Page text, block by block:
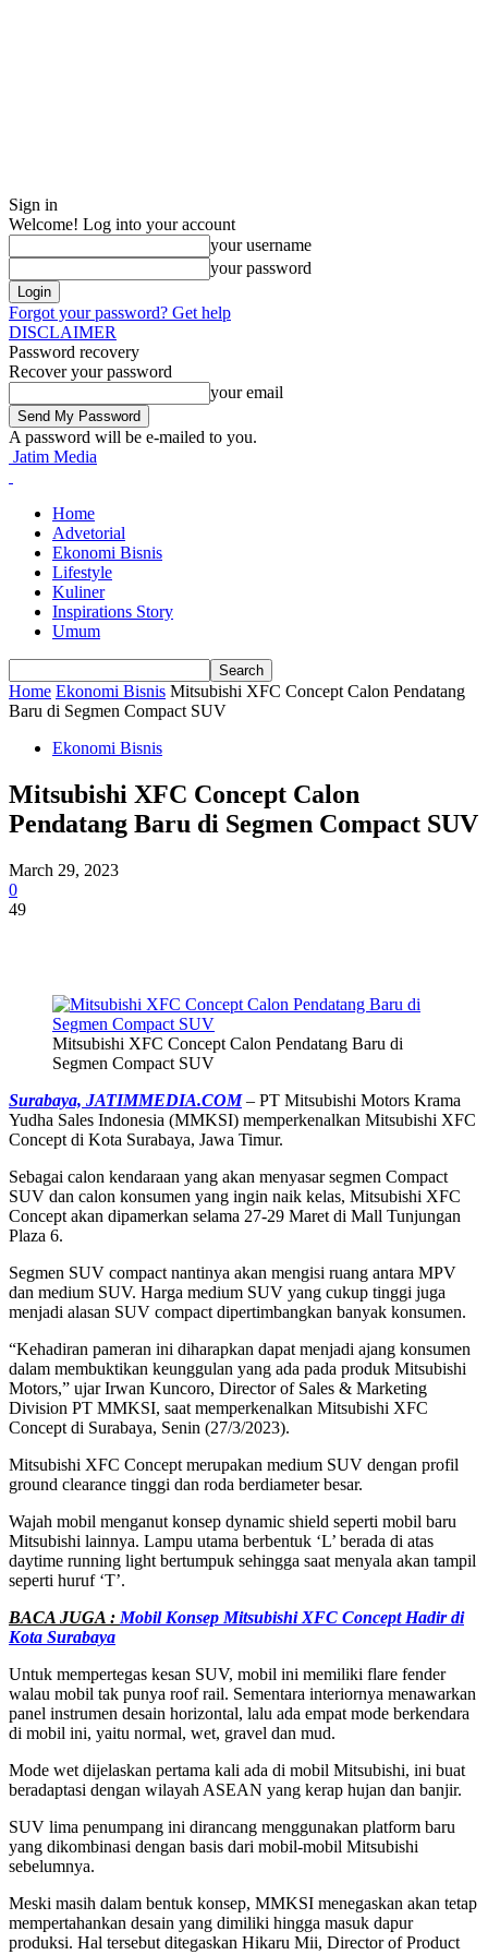
Sign in
Welcome! Log into your account
your username
your password
Forgot your password? Get help
DISCLAIMER
Password recovery
Recover your password
your email
A password will be e-mailed to you.
Jatim Media
Home
Advetorial
Ekonomi Bisnis
Lifestyle
Kuliner
Inspirations Story
Umum
Home Ekonomi Bisnis Mitsubishi XFC Concept Calon Pendatang
Baru di Segmen Compact SUV
Ekonomi Bisnis
Mitsubishi XFC Concept Calon
Pendatang Baru di Segmen Compact SUV
March 29, 2023
0
49
Mitsubishi XFC Concept Calon Pendatang Baru di
Segmen Compact SUV
Surabaya, JATIMMEDIA.COM– PT Mitsubishi Motors Krama
Yudha Sales Indonesia (MMKSI) memperkenalkan Mitsubishi XFC
Concept di Kota Surabaya, Jawa Timur.
Sebagai calon kendaraan yang akan menyasar segmen Compact
SUV dan calon konsumen yang ingin naik kelas, Mitsubishi XFC
Concept akan dipamerkan selama 27-29 Maret di Mall Tunjungan
Plaza 6.
Segmen SUV compact nantinya akan mengisi ruang antara MPV
dan medium SUV. Harga medium SUV yang cukup tinggi juga
menjadi alasan SUV compact dipertimbangkan banyak konsumen.
“Kehadiran pameran ini diharapkan dapat menjadi ajang konsumen
dalam membuktikan keunggulan yang ada pada produk Mitsubishi
Motors,” ujar Irwan Kuncoro, Director of Sales & Marketing
Division PT MMKSI, saat memperkenalkan Mitsubishi XFC
Concept di Surabaya, Senin (27/3/2023).
Mitsubishi XFC Concept merupakan medium SUV dengan profil
ground clearance tinggi dan roda berdiameter besar.
Wajah mobil menganut konsep dynamic shield seperti mobil baru
Mitsubishi lainnya. Lampu utama berbentuk ‘L’ berada di atas
daytime running light bertumpuk sehingga saat menyala akan tampil
seperti huruf ‘T’.
BACA JUGA : Mobil Konsep Mitsubishi XFC Concept Hadir di
Kota Surabaya
Untuk mempertegas kesan SUV, mobil ini memiliki flare fender
walau mobil tak punya roof rail. Sementara interiornya menawarkan
panel instrumen desain horizontal, lalu ada empat mode berkendara
di mobil ini, yaitu normal, wet, gravel dan mud.
Mode wet dijelaskan pertama kali ada di mobil Mitsubishi, ini buat
beradaptasi dengan wilayah ASEAN yang kerap hujan dan banjir.
SUV lima penumpang ini dirancang menggunakan platform baru
yang dikombinasi dengan basis dari mobil-mobil Mitsubishi
sebelumnya.
Meski masih dalam bentuk konsep, MMKSI menegaskan akan tetap
mempertahankan desain yang dimiliki hingga masuk dapur
produksi. Hal tersebut ditegaskan Hikaru Mii, Director of Product